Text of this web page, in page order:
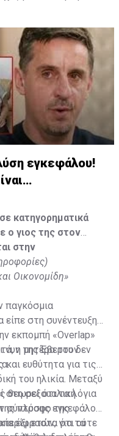
εγκεφάλου!
κατηγορηματικά
ο γιος της στον
στην
Οικονομίδη»
παγκόσμια
στη συνέντευξη
εκπομπή «Overlap»
η μητέρα του δεν
νυν της Έβερτον
ευθύτητα για τις
του ηλικία. Μεταξύ
στη σεξουαλική
σύντροφο της
έξι ετών, για τα
θεωρεί ότι τα λόγια
πλύσης εγκεφάλου
ότι ούτε